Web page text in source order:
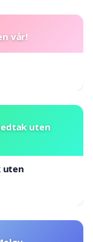
vår!
uten
uten